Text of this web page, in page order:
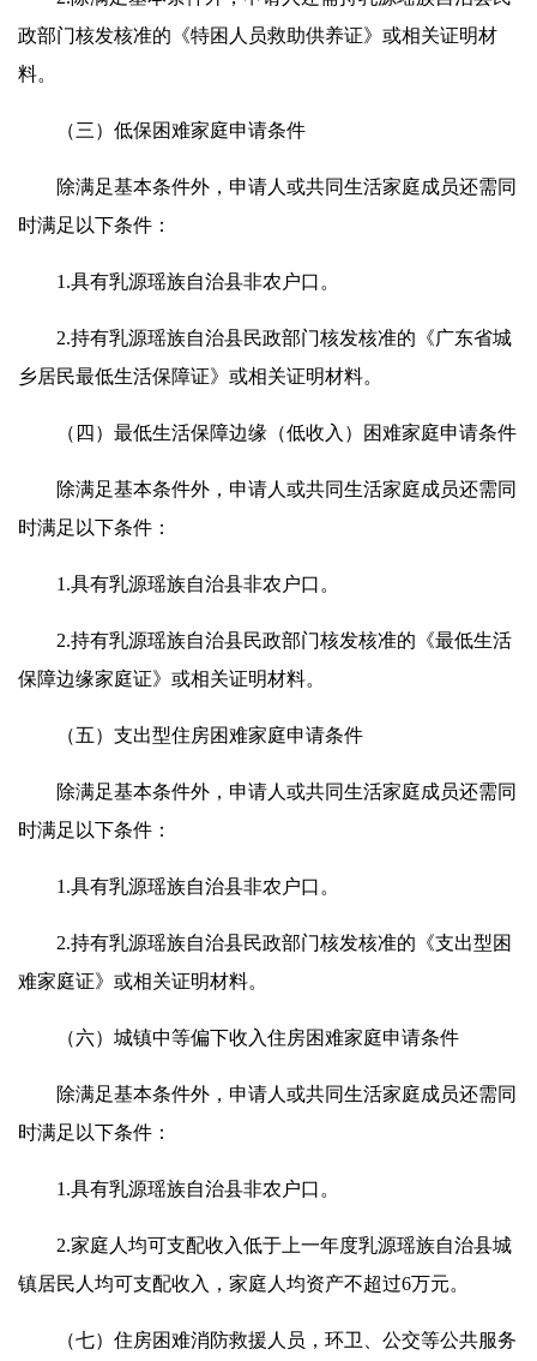
政部门核发核准的《特困人员救助供养证》或相关证明材
料。
（三）低保困难家庭申请条件
除满足基本条件外，申请人或共同生活家庭成员还需同
时满足以下条件：
1.具有乳源瑶族自治县非农户口。
2.持有乳源瑶族自治县民政部门核发核准的《广东省城
乡居民最低生活保障证》或相关证明材料。
（四）最低生活保障边缘（低收入）困难家庭申请条件
除满足基本条件外，申请人或共同生活家庭成员还需同
时满足以下条件：
1.具有乳源瑶族自治县非农户口。
2.持有乳源瑶族自治县民政部门核发核准的《最低生活
保障边缘家庭证》或相关证明材料。
（五）支出型住房困难家庭申请条件
除满足基本条件外，申请人或共同生活家庭成员还需同
时满足以下条件：
1.具有乳源瑶族自治县非农户口。
2.持有乳源瑶族自治县民政部门核发核准的《支出型困
难家庭证》或相关证明材料。
（六）城镇中等偏下收入住房困难家庭申请条件
除满足基本条件外，申请人或共同生活家庭成员还需同
时满足以下条件：
1.具有乳源瑶族自治县非农户口。
2.家庭人均可支配收入低于上一年度乳源瑶族自治县城
镇居民人均可支配收入，家庭人均资产不超过6万元。
（七）住房困难消防救援人员，环卫、公交等公共服务